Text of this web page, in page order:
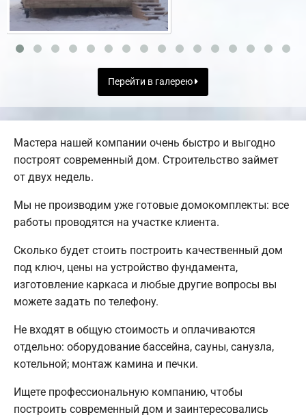
Перейти в галерею
Мастера нашей компании очень быстро и выгодно
построят современный дом. Строительство займет
от двух недель.
Мы не производим уже готовые домокомплекты: все
работы проводятся на участке клиента.
Сколько будет стоить построить качественный дом
под ключ, цены на устройство фундамента,
изготовление каркаса и любые другие вопросы вы
можете задать по телефону.
Не входят в общую стоимость и оплачиваются
отдельно: оборудование бассейна, сауны, санузла,
котельной; монтаж камина и печки.
Ищете профессиональную компанию, чтобы
построить современный дом и заинтересовались